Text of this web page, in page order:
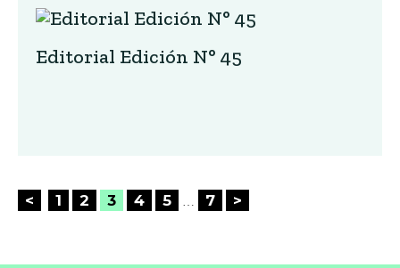
Editorial Edición N° 45
Posts
< 1 2 3 4 5 7 >